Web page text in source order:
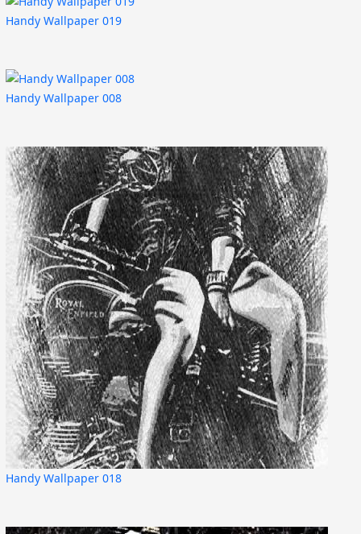
Handy Wallpaper 019
Handy Wallpaper 008
Handy Wallpaper 018